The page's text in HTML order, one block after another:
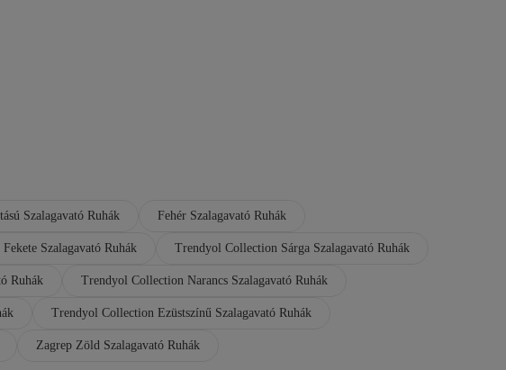
Szalagavató Ruhák Fehér Szalagavató Ruhák
Szalagavató Ruhák Trendyol Collection Sárga Szalagavató Ruhák
Ruhák Trendyol Collection Narancs Szalagavató Ruhák
Trendyol Collection Ezüstszínű Szalagavató Ruhák
Zagrep Zöld Szalagavató Ruhák